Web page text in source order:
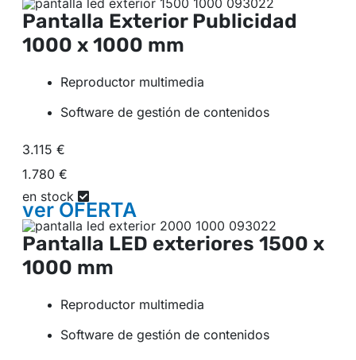
Pantalla Exterior Publicidad
1000 x 1000 mm
Reproductor multimedia
Software de gestión de contenidos
3.115 €
1.780 €
en stock
verOFERTA
Pantalla LED exteriores 1500 x
1000 mm
Reproductor multimedia
Software de gestión de contenidos